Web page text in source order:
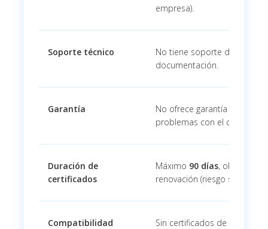
empresa).
Soporte técnico
No tiene soporte dedicado.
documentación.
Garantía
No ofrece garantía
problemas con el
Duración de
certificados
Máximo 90 días, obliga a
renovación (riesgo si falla el
Compatibilidad
Sin certificados de código